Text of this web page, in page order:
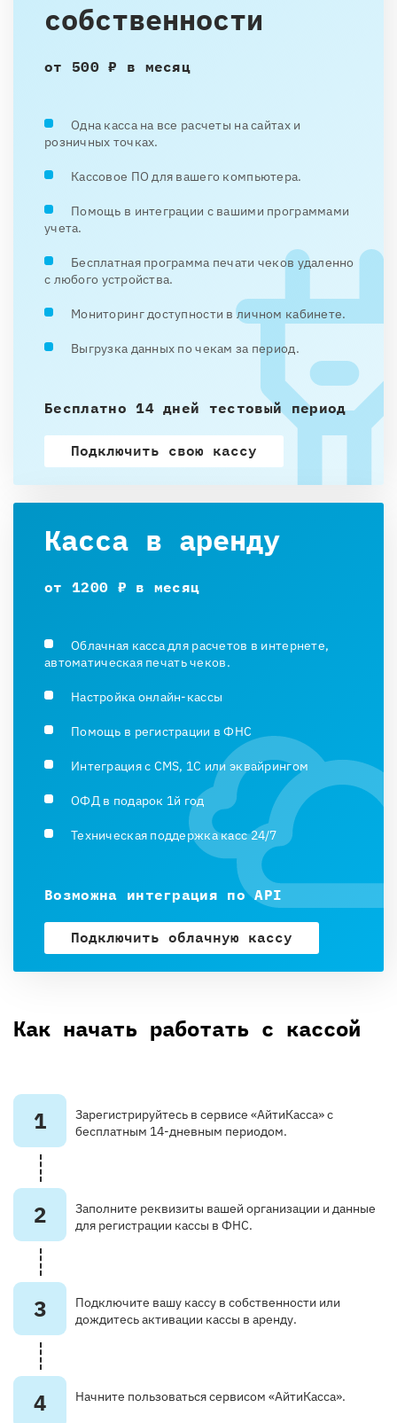
собственности
от 500 ₽ в месяц
Одна касса на все расчеты на сайтах и
розничных точках.
Кассовое ПО для вашего компьютера.
Помощь в интеграции с вашими программами
учета.
Бесплатная программа печати чеков удаленно
с любого устройства.
Мониторинг доступности в личном кабинете.
Выгрузка данных по чекам за период.
Бесплатно 14 дней тестовый период
Подключить свою кассу
Касса в аренду
от 1200 ₽ в месяц
Облачная касса для расчетов в интернете,
автоматическая печать чеков.
Настройка онлайн-кассы
Помощь в регистрации в ФНС
Интеграция с CMS, 1С или эквайрингом
ОФД в подарок 1й год
Техническая поддержка касс 24/7
Возможна интеграция по API
Подключить облачную кассу
Как начать работать с кассой
1
Зарегистрируйтесь в сервисе «АйтиКасса» с
бесплатным 14-дневным периодом.
2
Заполните реквизиты вашей организации и данные
для регистрации кассы в ФНС.
3
Подключите вашу кассу в собственности или
дождитесь активации кассы в аренду.
4 Начните пользоваться сервисом «АйтиКасса».